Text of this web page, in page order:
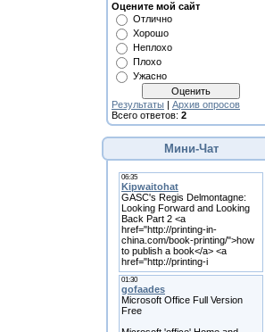
Оцените мой сайт
Отлично
Хорошо
Неплохо
Плохо
Ужасно
Результаты | Архив опросов
Всего ответов: 2
Мини-Чат